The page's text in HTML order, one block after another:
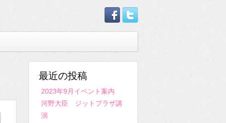
最近の投稿
2023年9月イベント案内
河野大臣 ジットプラザ講
演